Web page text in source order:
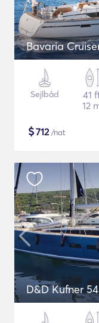
Bavaria
Sejlbåd
41
12
$712/nat
D&D Kufner 54